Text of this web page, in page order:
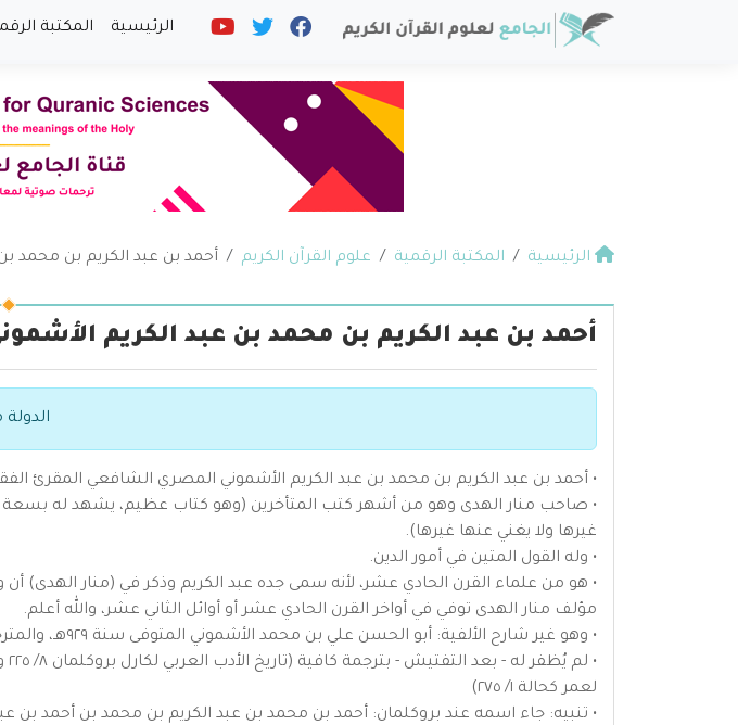
الرئيسية المكتبة
الرئيسية المكتبة الرقمية علوم القرآن الكريم أحمد بن عبد الكريم بن محمد
أحمد بن عبد الكريم بن محمد بن عبد الكريم
• أحمد بن عبد الكريم بن محمد بن عبد الكريم الأشموني المصري الشافعي المقرئ
• صاحب منار الهدى وهو من أشهر كتب المتأخرين (وهو كتاب عظيم، يشهد له بسعة
غيرها ولا يغني عنها غيرها).
• وله القول المتين في أمور الدين.
مؤلف منار الهدى توفي في أواخر القرن الحادي عشر أو أوائل الثاني عشر، والله أعلم.
• وهو غير شارح الألفية: أبو الحسن علي بن محمد الأشموني المتوفى سنة ٩٢٩هـ، والمترجم في الضوء اللامع
لعمر كحالة ١/ ٢٧٥)
• تنبيه: جاء اسمه عند بروكلمان: أحمد بن محمد بن عبد الكريم بن محمد بن أحمد